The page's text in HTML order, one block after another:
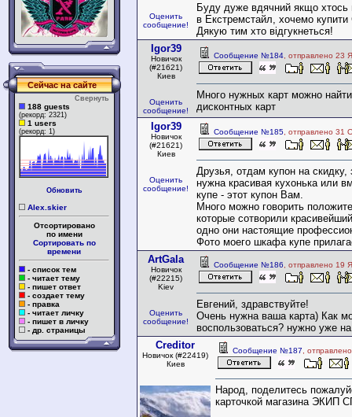
Сейчас на сайте
Свернуть
188 guests
(рекорд: 2321)
1 users
(рекорд: 1)
Обновить
Alex.skier
Отсортировано
по имени
Сортировать по
времени
- список тем
- читает тему
- пишет ответ
- создает тему
- правка
- читает личку
- пишет в личку
- др. страницы
Оценить
сообщение!
Буду дуже вдячний якщо хтось
в Екстремстайл, хочемо
Дякую тим хто відгукнеться!
Igor39
Новичок
(#21621)
Киев
Оценить
сообщение!
Сообщение №184 , отправлено 23
Много нужных карт можно
дисконтных карт
Igor39
Новичок
(#21621)
Киев
Оценить
сообщение!
Сообщение №185 , отправлено 31
Друзья, отдам купон на
нужна красивая кухонька или
купе - этот купон Вам.
Много можно говорить
которые сотворили
одно они настоящие
Фото моего шкафа купе
ArtGala
Новичок
(#22215)
Kiev
Оценить
сообщение!
Сообщение №186 , отправлено 19
Евгений, здравствуйте!
Очень нужна ваша карта) Как
воспользоваться? нужно уже
Creditor
Новичок (#22419)
Киев
Сообщение №187 ,
Народ, поделитесь
карточкой магазина ЭКИП